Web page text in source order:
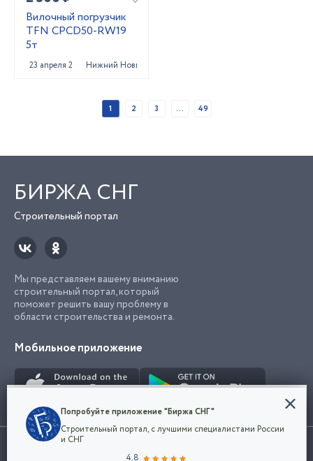
Вилочный погрузчик
TFN CPCD50-RW19
5т
23 апреля 2025 Нижний Новгород
1 2 3 ... 49
БИРЖА СНГ
Строительный портал
Мы представляем вашему вниманию
строительный портал, который
поможет решить вашу проблему в
области строительства и ремонта.
Мобильное приложение
Использование сайта, в том числе подача объявлений, означает
Конфиденциальность
Мы используем файлы cookie, чтобы сделать
наш сайт удобным для каждого
Попробуйте приложение "Биржа СНГ"
Строительный портал, с лучшими специалистами России
и СНГ
4.8